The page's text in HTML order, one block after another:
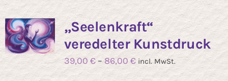
„Seelenkraft“
veredelter Kunstdruck
39,00 €– 86,00 € incl. MwSt.